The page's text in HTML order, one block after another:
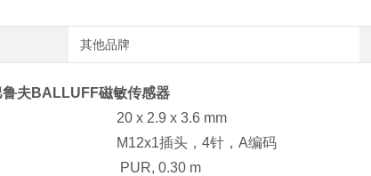
其他品牌
鲁夫BALLUFF磁敏传感器
20 x 2.9 x 3.6 mm
M12x1插头，4针，A编码
PUR, 0.30 m